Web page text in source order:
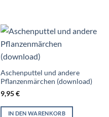
Aschenputtel und andere
Pflanzenmärchen (download)
9,95€
IN DEN WARENKORB